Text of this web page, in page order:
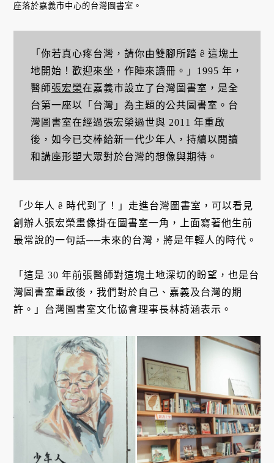
座落於嘉義市中心的台灣圖書室。
「你若真心疼台灣，請你由雙腳所踏 ê 這塊土
地開始！歡迎來坐，作陣來讀冊。」1995 年，
醫師張宏榮在嘉義市設立了台灣圖書室，是全
台第一座以「台灣」為主題的公共圖書室。台
灣圖書室在經過張宏榮過世與 2011 年重啟
後，如今已交棒給新一代少年人，持續以閱讀
和講座形塑大眾對於台灣的想像與期待。
「少年人 ê 時代到了！」走進台灣圖書室，可以看見
創辦人張宏榮畫像掛在圖書室一角，上面寫著他生前
最常說的一句話──未來的台灣，將是年輕人的時代。
「這是 30 年前張醫師對這塊土地深切的盼望，也是台
灣圖書室重啟後，我們對於自己、嘉義及台灣的期
許。」台灣圖書室文化協會理事長林詩涵表示。